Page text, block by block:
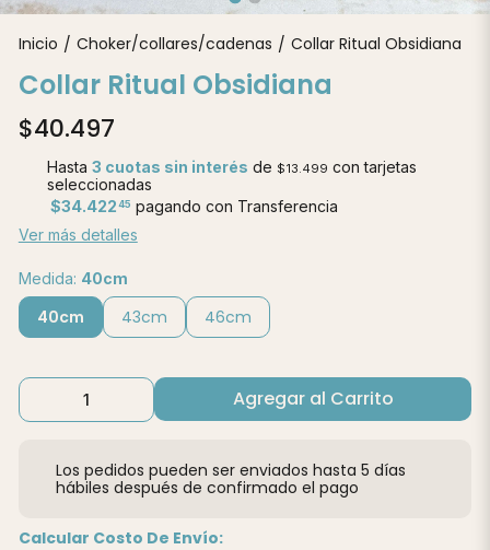
Inicio / Choker/collares/cadenas / Collar Ritual Obsidiana
Collar Ritual Obsidiana
$40.497
Hasta3 cuotas sin interés de $13.499 con tarjetas
seleccionadas
$34.42245 pagando con Transferencia
Ver más detalles
Medida: 40cm
40cm 43cm 46cm
Agregar al Carrito
Los pedidos pueden ser enviados hasta 5 días
hábiles después de confirmado el pago
Calcular Costo De Envío: